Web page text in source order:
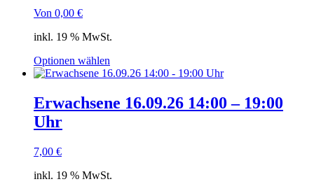
Von 0,00 €
inkl. 19 % MwSt.
Optionen wählen
Erwachsene 16.09.26 14:00 – 19:00
Uhr
7,00 €
inkl. 19 % MwSt.